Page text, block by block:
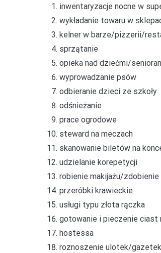
inwentaryzacje nocne w
wykładanie towaru w
kelner w barze/pizzerii/
sprzątanie
opieka nad dziećmi/
wyprowadzanie psów
odbieranie dzieci ze szkoły
odśnieżanie
prace ogrodowe
steward na meczach
skanowanie biletów na
udzielanie korepetycji
robienie makijażu/zdobienie
przeróbki krawieckie
usługi typu złota rączka
gotowanie i pieczenie ciast
hostessa
roznoszenie ulotek/gazetek